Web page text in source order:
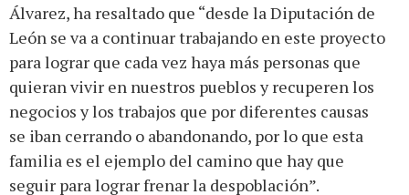
Álvarez, ha resaltado que “desde la Diputación de
León se va a continuar trabajando en este proyecto
para lograr que cada vez haya más personas que
quieran vivir en nuestros pueblos y recuperen los
negocios y los trabajos que por diferentes causas
se iban cerrando o abandonando, por lo que esta
familia es el ejemplo del camino que hay que
seguir para lograr frenar la despoblación”.